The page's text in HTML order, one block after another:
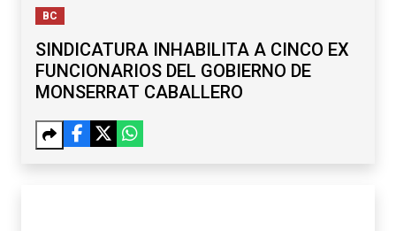
BC
SINDICATURA INHABILITA A CINCO EX
FUNCIONARIOS DEL GOBIERNO DE
MONSERRAT CABALLERO